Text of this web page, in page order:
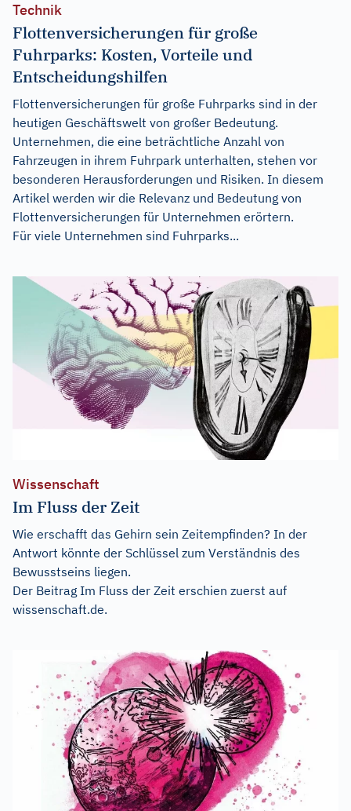
Technik
Flottenversicherungen für große
Fuhrparks: Kosten, Vorteile und
Entscheidungshilfen
Flottenversicherungen für große Fuhrparks sind in der
heutigen Geschäftswelt von großer Bedeutung.
Unternehmen, die eine beträchtliche Anzahl von
Fahrzeugen in ihrem Fuhrpark unterhalten, stehen vor
besonderen Herausforderungen und Risiken. In diesem
Artikel werden wir die Relevanz und Bedeutung von
Flottenversicherungen für Unternehmen erörtern.
Für viele Unternehmen sind Fuhrparks...
Wissenschaft
Im Fluss der Zeit
Wie erschafft das Gehirn sein Zeitempfinden? In der
Antwort könnte der Schlüssel zum Verständnis des
Bewusstseins liegen.
Der Beitrag Im Fluss der Zeit erschien zuerst auf
wissenschaft.de.